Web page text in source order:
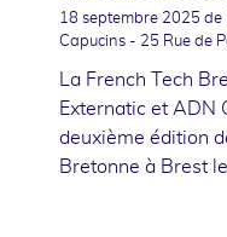
18 septembre 2025 de
Capucins - 25 Rue de
La French Tech
Externatic et ADN
deuxième édition
Bretonne à Brest